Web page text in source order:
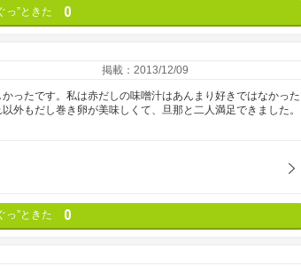
っ”ときた 0
掲載：2013/12/09
ったです。私は赤だしの味噌汁はあんまり好きではなかった
外もだし巻き卵が美味しくて、旦那と二人満足できました。
っ”ときた 0